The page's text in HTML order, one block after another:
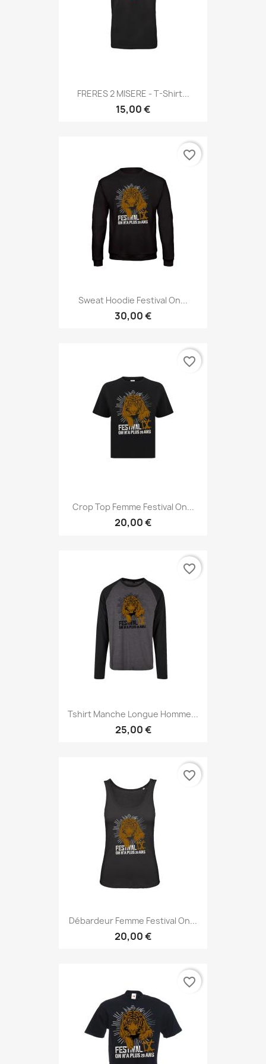
FRERES 2 MISERE - T-Shirt...
15,00 €
Sweat Hoodie Festival On...
30,00 €
favorite_border
Crop Top Femme Festival On...
20,00 €
favorite_border
Tshirt Manche Longue Homme...
25,00 €
favorite_border
Débardeur Femme Festival On...
20,00 €
favorite_border
favorite_border